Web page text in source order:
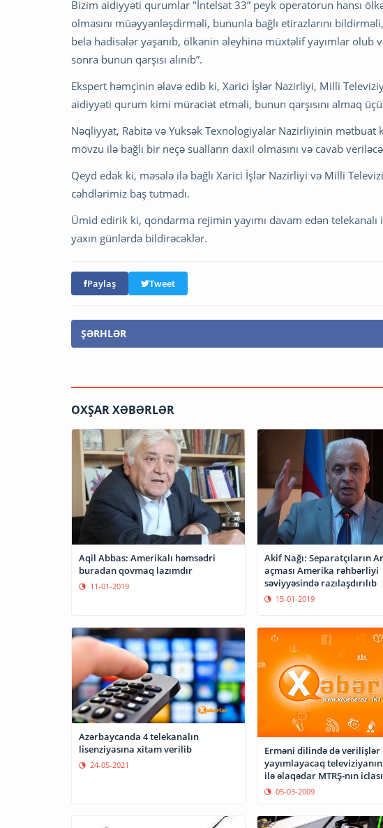
Bizim aidiyyəti qurumlar "İntelsat 33” peyk operatorun hansı
olmasını müəyyənləşdirməli, bununla bağlı etirazlarını
belə hadisələr yaşanıb, ölkənin əleyhinə müxtəlif yayımlar olub
sonra bunun qarşısı alınıb”.
Ekspert həmçinin əlavə edib ki, Xarici İşlər Nazirliyi, Milli
aidiyyəti qurum kimi müraciət etməli, bunun qarşısını almaq
Nəqliyyat, Rabitə və Yüksək Texnologiyalar Nazirliyinin mətbuat
mövzu ilə bağlı bir neçə sualların daxil olmasını və cavab
Qeyd edək ki, məsələ ilə bağlı Xarici İşlər Nazirliyi və Milli
cəhdlərimiz baş tutmadı.
Ümid edirik ki, qondarma rejimin yayımı davam edən
yaxın günlərdə bildirəcəklər.
Paylaş Tweet
ŞƏRHLƏR
OXŞAR XƏBƏRLƏR
Aqil Abbas: Amerikalı həmsədri
buradan qovmaq lazımdır
11-01-2019
Akif Nağı: Separatçıların
açması Amerika rəhbərliyi
səviyyəsində razılaşdırılıb
15-01-2019
Azərbaycanda 4 telekanalın
lisenziyasına xitam verilib
24-05-2021
Erməni dilində də verilişlər
yayımlayacaq televiziyanın
ilə əlaqədar MTRŞ-nın
05-03-2009